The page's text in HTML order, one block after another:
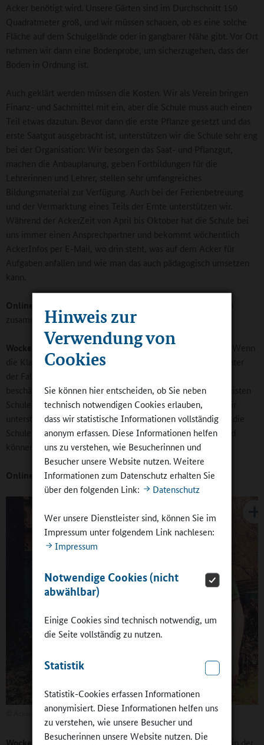
Hinweis zur
Verwendung von
Cookies
Sie können hier entscheiden, ob Sie neben
technisch notwendigen Cookies erlauben,
dass wir statistische Informationen vollständig
anonym erfassen. Diese Informationen helfen
uns zu verstehen, wie Besucherinnen und
Besucher unsere Website nutzen. Weitere
Informationen zum Datenschutz erhalten Sie
über den folgenden Link:
Datenschutz
Wer unsere Dienstleister sind, können Sie im
Impressum unter folgendem Link nachlesen:
Impressum
Notwendige Cookies (nicht
abwählbar)
Einige Cookies sind technisch notwendig, um
die Seite vollständig zu nutzen.
Statistik
Statistik-Cookies erfassen Informationen
anonymisiert. Diese Informationen helfen uns
zu verstehen, wie unsere Besucher und
Besucherinnen unsere Website nutzen. Die
Acker benötigt wird. Unsere Gärten sind im Durchschnitt 150
Quadratmeter groß, und wir müssen schauen, ob es eine solche
Fläche auf dem Schulgelände oder in gangbarer Nähe gibt. Vor Ort
nehmen wir dann eine Bodenprobe, um sicherzugehen, dass der
Boden in Ordnung ist.
Auch geklärt werden müssen die Kosten. Wir als Verein bringen
Finanz- und Sachmittel mit ein, aber die Schule muss auch einen
Teil etwas dazutun. Bevor dann die erste Pflanze gesetzt und das
erste Saatgut ausgebracht ist, unterstützen wir die Schule sehr eng
bei der Organisation: Wir besorgen das Saat- und Pflanzgut,
machen die Anbauplanung, geben Fortbildungen für die
Lehrerinnen und Lehrer, stellen sehr umfangreiches
Bildungsmaterial zur Verfügung. Auch bei der Ferienbetreuung
und der Vermarktung eines Teils der Ernte unterstützen wir.
Während der AckerZeit von April bis Oktober hat die Schule bei
uns immer einen Ansprechpartner und bekommt wöchentlich
AckerInfos per E-Mail, wo drin steht, was auf dem Acker für
Aufgaben anfallen und wie man das auch pädagogisch umsetzen
kann.
Online-Redaktion
zusammen?
Wockenfuß: Der Programmzyklus ist auf ein Jahr angelegt. Wenn
die Klassen nicht auf dem Acker sind, was vor allem im Winter
der Fall ist, können sie sich mit dem Bildungsmaterial
beschäftigen und verschiedene Themen bearbeiten. Die meisten
Schulen arbeiten über mehrere Jahre mit uns zusammen, wir
unterstützen im Laufe der Jahre aber immer weniger, wenn die
Schule das wünscht. Die Schulen lernen ja auch sehr viel und
können dann auch die Pflanzungen alleine machen.
Online-Redaktion: Was passiert innerhalb des Jahres?
Ackerdemia e.V.
: Im Februar geht es los mit der Vor-Ackerzeit, in der